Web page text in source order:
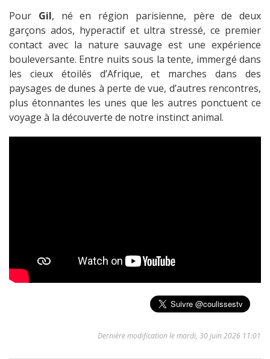
Pour Gil, né en région parisienne, père de deux
garçons ados, hyperactif et ultra stressé, ce premier
contact avec la nature sauvage est une expérience
bouleversante. Entre nuits sous la tente, immergé dans
les cieux étoilés d’Afrique, et marches dans des
paysages de dunes à perte de vue, d’autres rencontres,
plus étonnantes les unes que les autres ponctuent ce
voyage à la découverte de notre instinct animal.
Dernière modification le mardi, 30 juin 2026 11:01